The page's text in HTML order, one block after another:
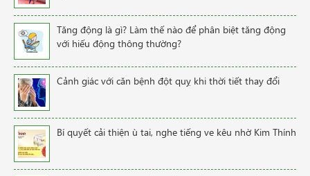
Tăng động là gì? Làm thế nào để phân biệt tăng động
với hiếu động thông thường?
Cảnh giác với căn bệnh đột quỵ khi thời tiết thay đổi
Bí quyết cải thiện ù tai, nghe tiếng ve kêu nhờ Kim Thính